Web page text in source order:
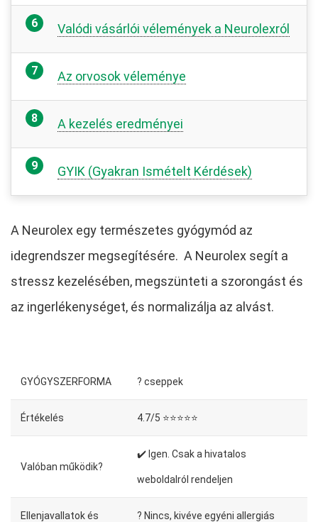
Valódi vásárlói vélemények a Neurolexról
Az orvosok véleménye
A kezelés eredményei
GYIK (Gyakran Ismételt Kérdések)
A Neurolex egy természetes gyógymód az
idegrendszer megsegítésére. A Neurolex segít a
stressz kezelésében, megszünteti a szorongást és
az ingerlékenységet, és normalizálja az alvást.
GYÓGYSZERFORMA ? cseppek
Értékelés 4.7/5 ⭐⭐⭐⭐⭐
Valóban működik?
✔️ Igen. Csak a hivatalos
weboldalról rendeljen
Ellenjavallatok és ? Nincs, kivéve egyéni allergiás